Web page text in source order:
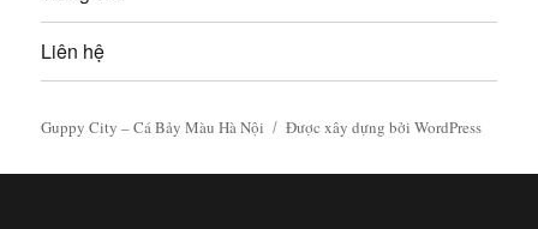
Liên hệ
Guppy City – Cá Bảy Màu Hà Nội Được xây dựng bởi WordPress